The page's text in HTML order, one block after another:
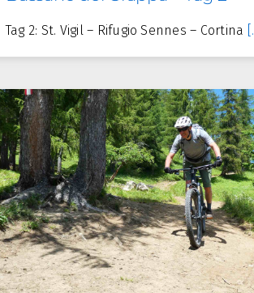
Tag 2: St. Vigil – Rifugio Sennes – Cortina